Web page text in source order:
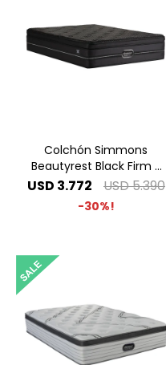
Colchón Simmons
Beautyrest Black Firm -
1.40 x 1.90 2 Plazas
USD 3.772 USD5.390
30